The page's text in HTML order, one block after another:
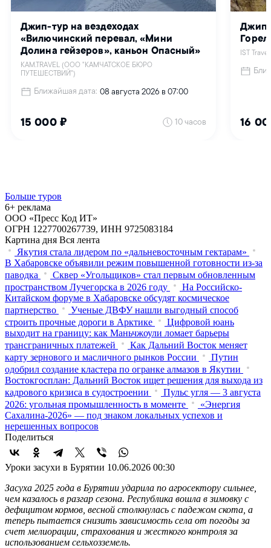
Больше туров
6+ реклама
ООО «Пресс Код ИТ»
ОГРН 1227700267739, ИНН 9725083184
Картина дня Вся лента
Якутия стала лидером по «дальневосточным гектарам»
В Хабаровске объявили режим повышенной готовности из‑за
паводка
Сквер «Угольщиков» стал первым обновленным
пространством Лучегорска в 2026 году
На Российско-
Китайском форуме в Хабаровске обсудят космическое
партнерство
Ученые ДВФУ нашли выгодный способ
строить прочные дороги в Арктике
Цифровой юань
выходит на границу: как Маньчжоули ломает барьеры
трансграничных платежей
Как Дальний Восток меняет
карту зернового и масличного рынков России
Путин
одобрил создание кластера по огранке алмазов в Якутии
Востокгосплан: Дальний Восток ищет решения для выхода из
кадрового кризиса в судостроении
Пульс угля — 3 августа
2026: угольная промышленность в моменте
«Энергия
Сахалина-2026» — под знаком локальных успехов и
нерешенных вопросов
Поделиться
Уроки засухи в Бурятии 10.06.2026 00:30
Засуха 2025 года в Бурятии ударила по агросектору сильнее,
чем казалось в разгар сезона. Республика вошла в зимовку с
дефицитом кормов, весной столкнулась с падежом скота, а
теперь пытается снизить зависимость села от погоды за
счет мелиорации, страхования и жесткого контроля за
использованием сельхозземель.